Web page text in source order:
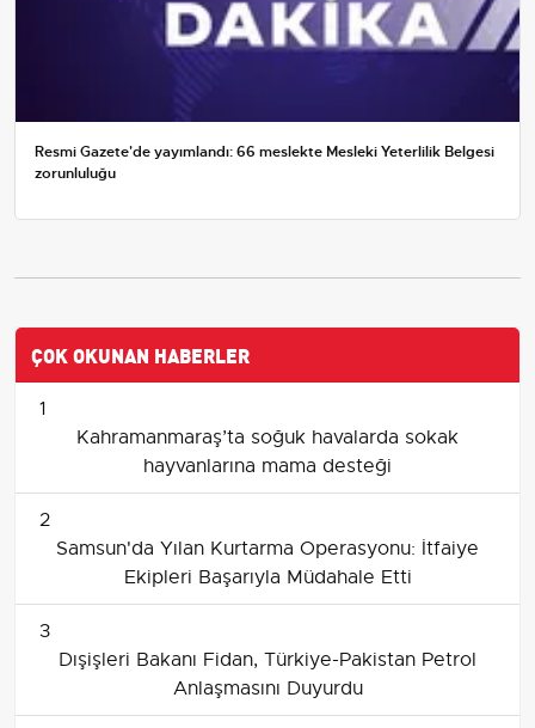
Resmi Gazete'de yayımlandı: 66 meslekte Mesleki Yeterlilik Belgesi
zorunluluğu
ÇOK OKUNAN HABERLER
1
Kahramanmaraş’ta soğuk havalarda sokak
hayvanlarına mama desteği
2
Samsun'da Yılan Kurtarma Operasyonu: İtfaiye
Ekipleri Başarıyla Müdahale Etti
3
Dışişleri Bakanı Fidan, Türkiye-Pakistan Petrol
Anlaşmasını Duyurdu